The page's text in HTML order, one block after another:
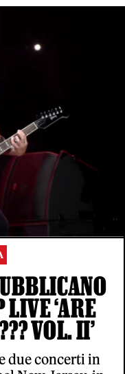
‘ARE
VOL. II’
due concerti in